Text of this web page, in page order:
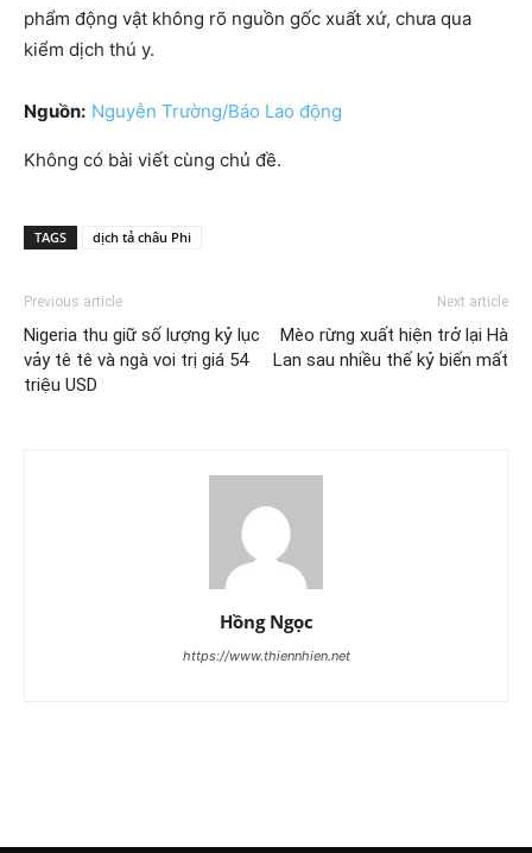
phẩm động vật không rõ nguồn gốc xuất xứ, chưa qua
kiểm dịch thú y.
Nguồn: Nguyễn Trường/Báo Lao động
Không có bài viết cùng chủ đề.
TAGS dịch tả châu Phi
Previous article
Nigeria thu giữ số lượng kỷ lục
vảy tê tê và ngà voi trị giá 54
triệu USD
Next article
Mèo rừng xuất hiện trở lại Hà
Lan sau nhiều thế kỷ biến mất
Hồng Ngọc
https://www.thiennhien.net